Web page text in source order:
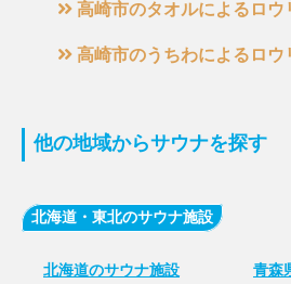
高崎市のタオルによるロウ
高崎市のうちわによるロウ
他の地域からサウナを探す
北海道・東北のサウナ施設
北海道のサウナ施設 青森